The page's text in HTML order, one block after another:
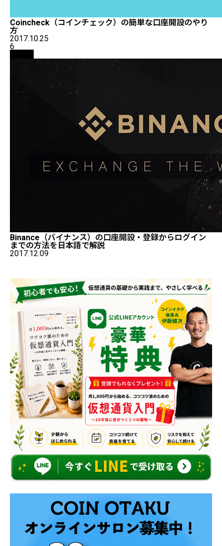
Coincheck（コインチェック）の簡単な口座開設のやり
方
2017.10.25
6
Binance（バイナンス）の口座開設・登録からログイン
までの方法を日本語で解説
2017.12.09